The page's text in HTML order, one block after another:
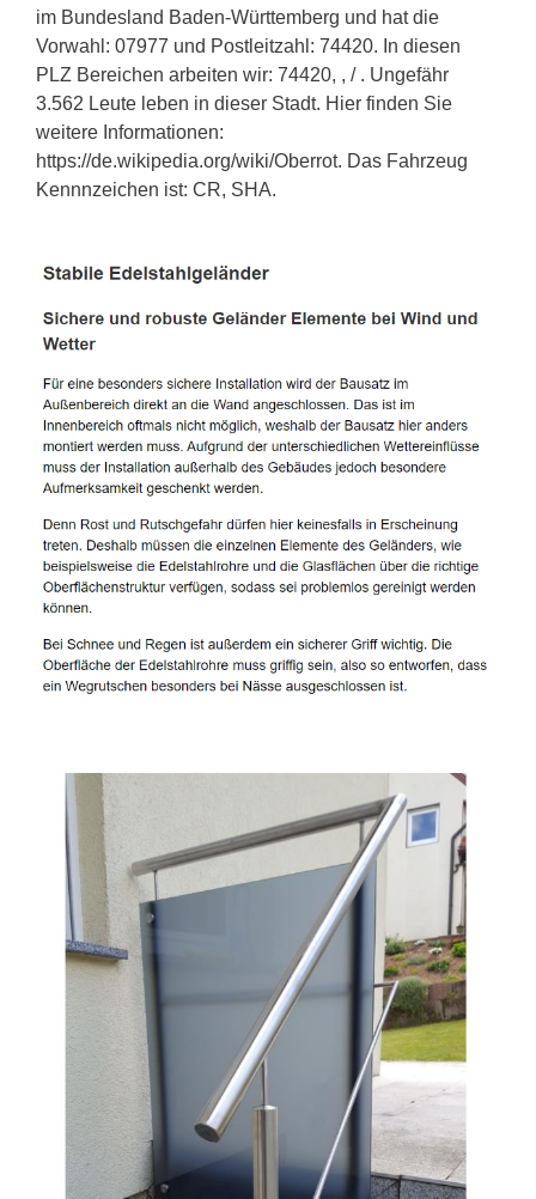
im Bundesland Baden-Württemberg und hat die
Vorwahl: 07977 und Postleitzahl: 74420. In diesen
PLZ Bereichen arbeiten wir: 74420, , / . Ungefähr
3.562 Leute leben in dieser Stadt. Hier finden Sie
weitere Informationen:
https://de.wikipedia.org/wiki/Oberrot. Das Fahrzeug
Kennnzeichen ist: CR, SHA.